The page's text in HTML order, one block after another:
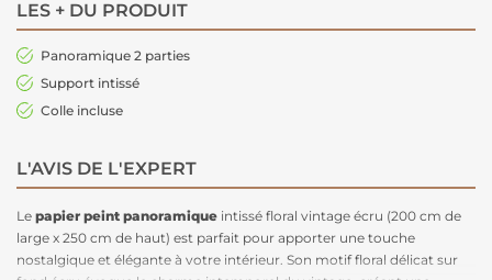
LES + DU PRODUIT
Panoramique 2 parties
Support intissé
Colle incluse
L'AVIS DE L'EXPERT
Le papier peint panoramique intissé floral vintage écru (200 cm de
large x 250 cm de haut) est parfait pour apporter une touche
nostalgique et élégante à votre intérieur. Son motif floral délicat sur